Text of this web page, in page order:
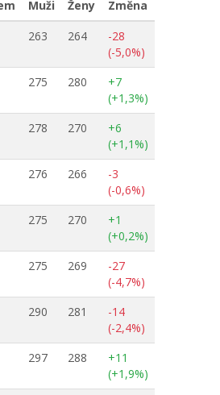
Muži Ženy
Změna
263 264
-28
(-5,0%)
275 280
+7
(+1,3%)
278 270
+6
(+1,1%)
276 266
-3
(-0,6%)
275 270
+1
(+0,2%)
275 269
-27
(-4,7%)
290 281
-14
(-2,4%)
297 288
+11
(+1,9%)